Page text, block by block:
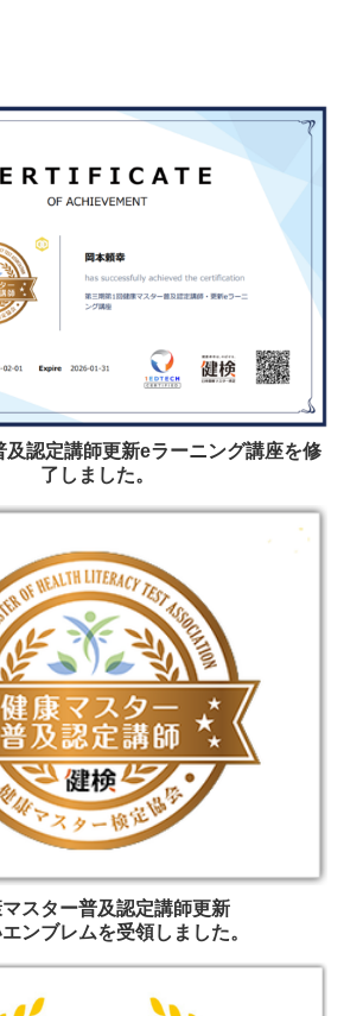
及認定講師更新eラーニング講座を修
了しました。
スター普及認定講師更新
ンブレムを受領しました。